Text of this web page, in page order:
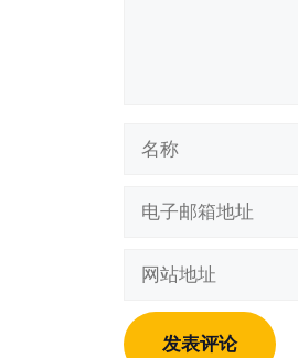
址
地
址